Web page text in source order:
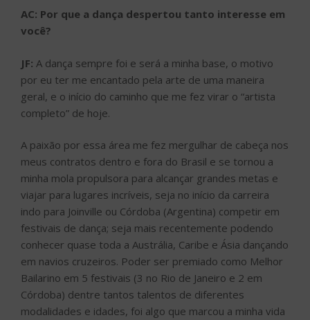
AC: Por que a dança despertou tanto interesse em
você?
JF: A dança sempre foi e será a minha base, o motivo
por eu ter me encantado pela arte de uma maneira
geral, e o início do caminho que me fez virar o “artista
completo” de hoje.
A paixão por essa área me fez mergulhar de cabeça nos
meus contratos dentro e fora do Brasil e se tornou a
minha mola propulsora para alcançar grandes metas e
viajar para lugares incríveis, seja no início da carreira
indo para Joinville ou Córdoba (Argentina) competir em
festivais de dança; seja mais recentemente podendo
conhecer quase toda a Austrália, Caribe e Ásia dançando
em navios cruzeiros. Poder ser premiado como Melhor
Bailarino em 5 festivais (3 no Rio de Janeiro e 2 em
Córdoba) dentre tantos talentos de diferentes
modalidades e idades, foi algo que marcou a minha vida